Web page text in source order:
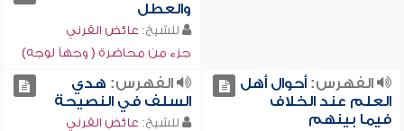
والعطل
للشيخ: عائض القرني
جزء من محاضرة ( وجهاً لوجه)
الفهرس:أحوال أهل
العلم عند الخلاف
فيما بينهم
الفهرس: هدي
السلف في النصيحة
للشيخ: عائض القرني